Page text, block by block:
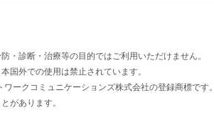
・診断・治療等の目的ではご利用いただけません。
国外での使用は禁止されています。
ークコミュニケーションズ株式会社の登録商標です。
があります。